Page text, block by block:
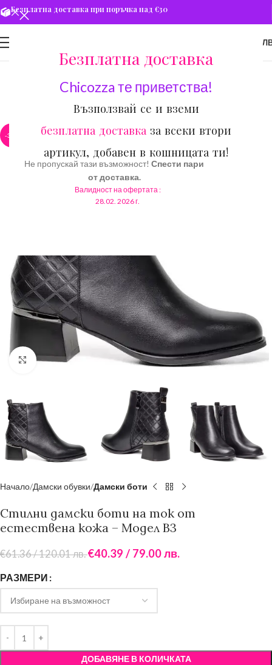
Безплатна доставка
Chicozza те приветства!
Възползвай се и вземи
безплатна доставка за всеки втори
артикул, добавен в кошницата ти!
Не пропускай тази възможност!Спести пари
от доставка.
Валидност на офертата :
28.02. 2026 г.
/ 0.00
-34%
Увеличи
Начало Дамски обувки Дамски боти
Стилни дамски боти на ток от
естествена кожа – Модел B3
€61.36/ 120.01 лв.€40.39 / 79.00 лв.
РАЗМЕРИ
ДОБАВЯНЕ В КОЛИЧКАТА
Безплатна доставка при поръчка над €30